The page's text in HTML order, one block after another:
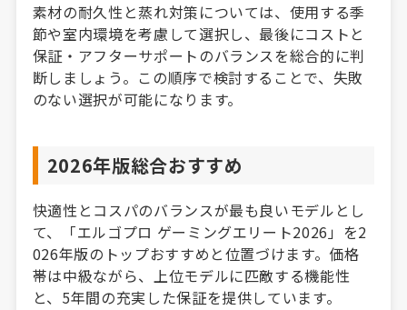
素材の耐久性と蒸れ対策については、使用する季
節や室内環境を考慮して選択し、最後にコストと
保証・アフターサポートのバランスを総合的に判
断しましょう。この順序で検討することで、失敗
のない選択が可能になります。
2026年版総合おすすめ
快適性とコスパのバランスが最も良いモデルとし
て、「エルゴプロ ゲーミングエリート2026」を2
026年版のトップおすすめと位置づけます。価格
帯は中級ながら、上位モデルに匹敵する機能性
と、5年間の充実した保証を提供しています。